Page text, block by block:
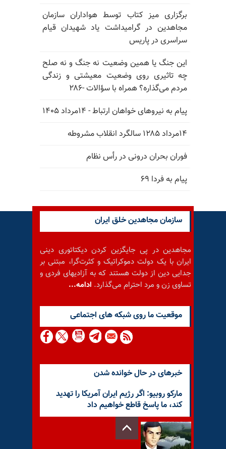
برگزاری میز کتاب توسط هواداران سازمان
مجاهدین در گرامیداشت یاد شهیدان قیام
سراسری در پاریس
این جنگ یا همین وضعیت نه جنگ و نه صلح
چه تاثیری روی وضعیت معیشتی و زندگی
مردم می‌گذاره؟ همراه با سؤالات -۲۸۶
پیام به نیروهای خواهان ارتباط - ۱۴مرداد ۱۴۰۵
۱۴مرداد ۱۲۸۵ سالگرد انقلاب مشروطه
فوران بحران درونی در رأس نظام
پیام به فردا ۶۹
سازمان مجاهدین خلق ایران
مجاهدین در پی جایگزین کردن دیکتاتوری دینی
ایران با یک دولت دموکراتیک و کثرت‌گرا، مبتنی بر
جدایی دین از دولت هستند که به آزادیهای فردی و
تساوی زن و مرد احترام می‌گذارد. ادامه...
موقعيت ما روى شبكه هاى اجتماعى
خبرهای در حال خوانده شدن
مارکو روبیو: اگر رژیم ایران آمریکا را تهدید
کند، ما پاسخ قاطع خواهیم داد